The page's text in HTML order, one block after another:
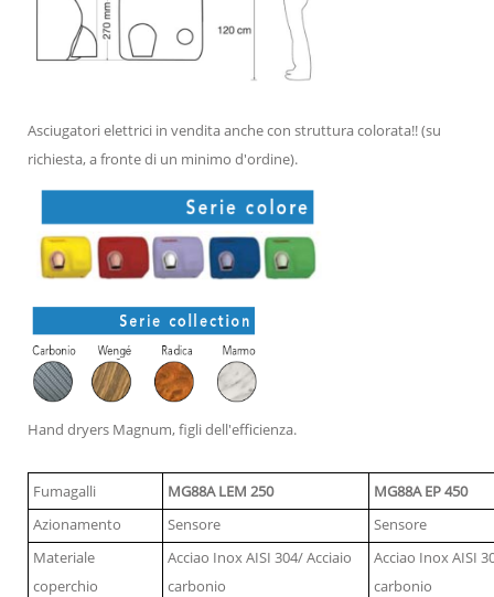
Asciugatori elettrici in vendita anche con struttura colorata!! (su
richiesta, a fronte di un minimo d'ordine).
Hand dryers Magnum, figli dell'efficienza.
Fumagalli MG88A LEM 250
MG88A EP 450
Azionamento
Sensore
Sensore
Materiale
coperchio
Acciao Inox AISI 304/ Acciaio
carbonio
Acciao Inox AISI
carbonio